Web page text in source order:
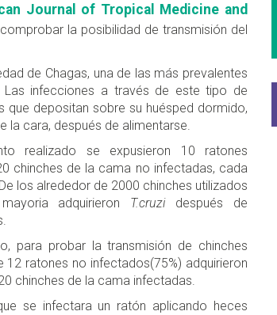
Journal of Tropical Medicine and
la posibilidad de transmisión del
de Chagas, una de las más prevalentes
infecciones a través de este tipo de
depositan sobre su huésped dormido,
la cara, después de alimentarse.
realizado se expusieron 10 ratones
chinches de la cama no infectadas, cada
los alrededor de 2000 chinches utilizados
adquirieron T.cruzi después de
para probar la transmisión de chinches
12 ratones no infectados(75%) adquirieron
chinches de la cama infectadas.
se infectara un ratón aplicando heces